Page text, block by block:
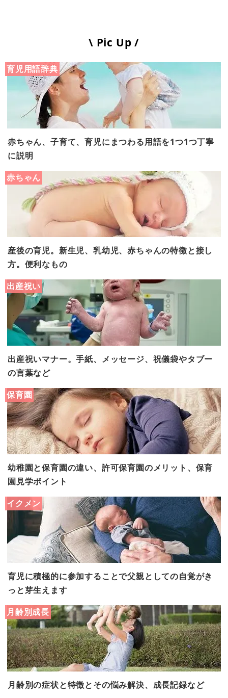
\ Pic Up /
育児用語辞典
赤ちゃん、子育て、育児にまつわる用語を1つ1つ丁寧
に説明
赤ちゃん
産後の育児。新生児、乳幼児、赤ちゃんの特徴と接し
方。便利なもの
出産祝い
出産祝いマナー。手紙、メッセージ、祝儀袋やタブー
の言葉など
保育園
幼稚園と保育園の違い、許可保育園のメリット、保育
園見学ポイント
イクメン
育児に積極的に参加することで父親としての自覚がき
っと芽生えます
月齢別成長
月齢別の症状と特徴とその悩み解決、成長記録など